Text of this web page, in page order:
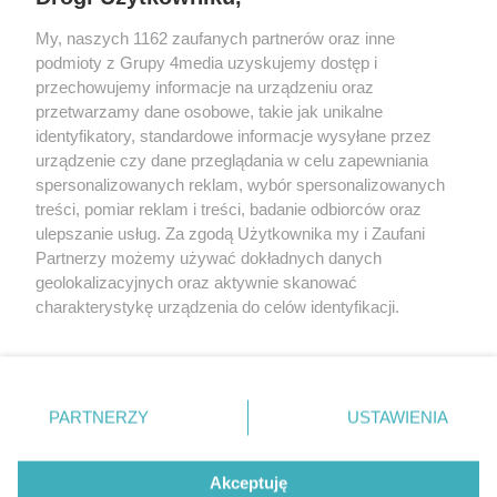
Redakcja Reklama Prywatność
Praca Łódź
the:protocol
Facebook.com
Youtube.com
My, naszych 1162 zaufanych partnerów oraz inne
podmioty z Grupy 4media uzyskujemy dostęp i
przechowujemy informacje na urządzeniu oraz
przetwarzamy dane osobowe, takie jak unikalne
identyfikatory, standardowe informacje wysyłane przez
urządzenie czy dane przeglądania w celu zapewniania
spersonalizowanych reklam, wybór spersonalizowanych
treści, pomiar reklam i treści, badanie odbiorców oraz
ulepszanie usług. Za zgodą Użytkownika my i Zaufani
Partnerzy możemy używać dokładnych danych
geolokalizacyjnych oraz aktywnie skanować
charakterystykę urządzenia do celów identyfikacji.
zmienić/wycofać klikając przycisk ustawień prywatności
znajdujący się w lewym dolnym rogu strony
. Niektóre
użytkownika, ale masz prawo sprzeciwić się takiemu
PARTNERZY USTAWIENIA
Akceptuję